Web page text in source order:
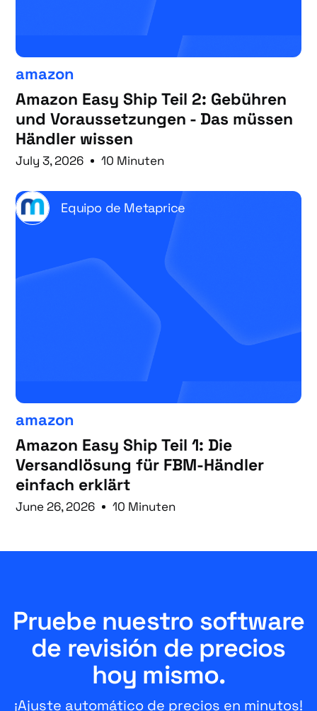
amazon
Amazon Easy Ship Teil 2: Gebühren
und Voraussetzungen - Das müssen
Händler wissen
July 3, 2026 10 Minuten
Equipo de Metaprice
amazon
Amazon Easy Ship Teil 1: Die
Versandlösung für FBM-Händler
einfach erklärt
June 26, 2026 10 Minuten
Pruebe nuestro software
de revisión de precios
hoy mismo.
¡Ajuste automático de precios en minutos!